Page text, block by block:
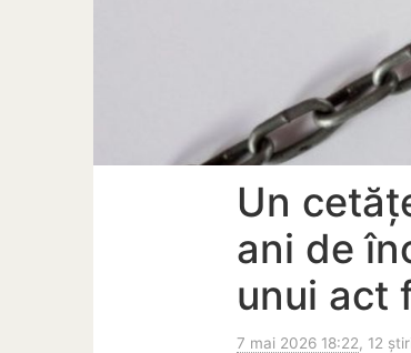
Un
ani de
unui act
7 mai 2026 18:22, 12